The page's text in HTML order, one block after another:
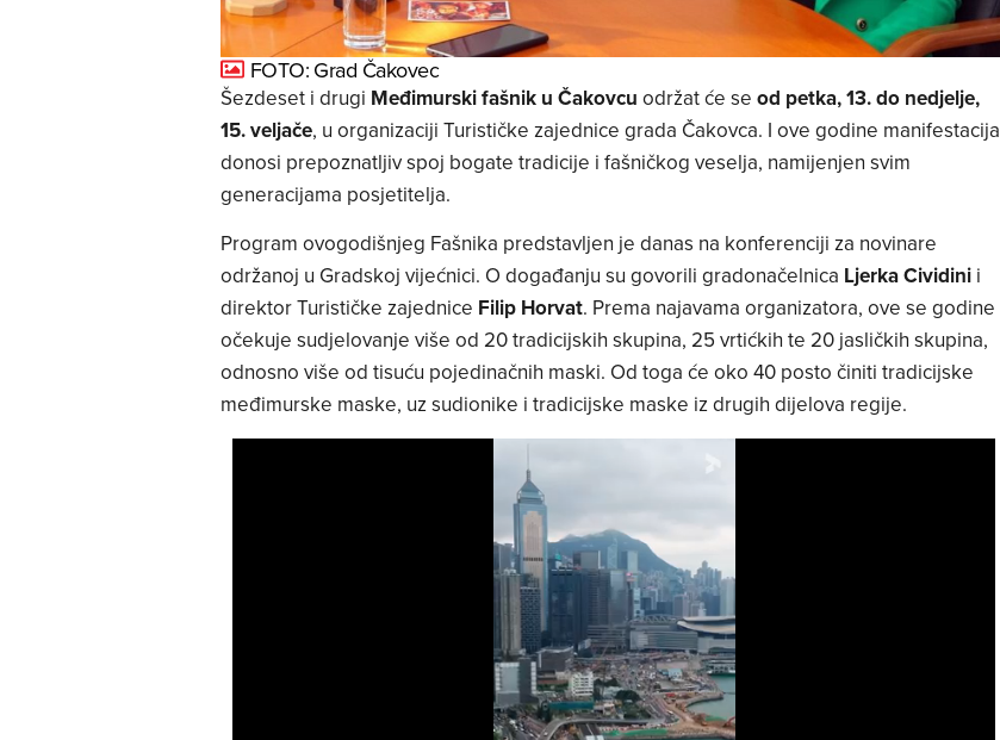
FOTO: Grad Čakovec
Šezdeset i drugi Međimurski fašnik u Čakovcu održat će se od petka, 13. do nedjelje,
15. veljače, u organizaciji Turističke zajednice grada Čakovca. I ove godine manifestacija
donosi prepoznatljiv spoj bogate tradicije i fašničkog veselja, namijenjen svim
generacijama posjetitelja.
Program ovogodišnjeg Fašnika predstavljen je danas na konferenciji za novinare
održanoj u Gradskoj vijećnici. O događanju su govorili gradonačelnica Ljerka Cividinii
direktor Turističke zajednice Filip Horvat. Prema najavama organizatora, ove se godine
očekuje sudjelovanje više od 20 tradicijskih skupina, 25 vrtićkih te 20 jasličkih skupina,
odnosno više od tisuću pojedinačnih maski. Od toga će oko 40 posto činiti tradicijske
međimurske maske, uz sudionike i tradicijske maske iz drugih dijelova regije.